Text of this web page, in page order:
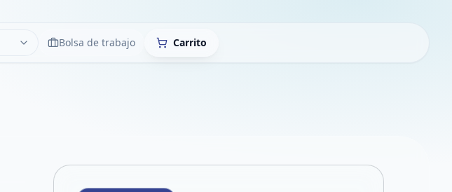
LimpiarBolsa de trabajo Carrito
Compartir producto
Compartir por WhatsApp